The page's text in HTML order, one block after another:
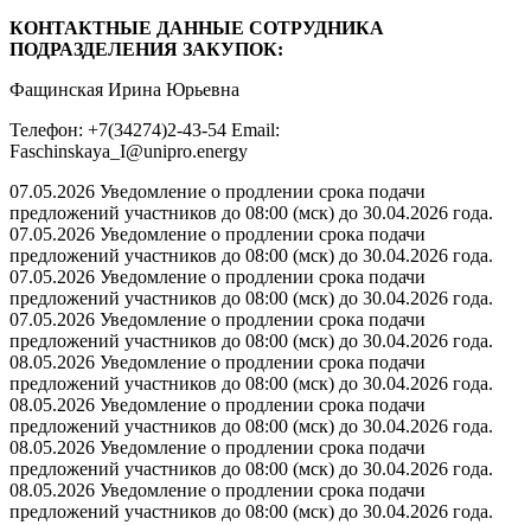
КОНТАКТНЫЕ ДАННЫЕ СОТРУДНИКА
ПОДРАЗДЕЛЕНИЯ ЗАКУПОК:
Фащинская Ирина Юрьевна
Телефон: +7(34274)2-43-54 Email:
Faschinskaya_I@unipro.energy
07.05.2026 Уведомление о продлении срока подачи
предложений участников до 08:00 (мск) до 30.04.2026 года.
07.05.2026 Уведомление о продлении срока подачи
предложений участников до 08:00 (мск) до 30.04.2026 года.
07.05.2026 Уведомление о продлении срока подачи
предложений участников до 08:00 (мск) до 30.04.2026 года.
07.05.2026 Уведомление о продлении срока подачи
предложений участников до 08:00 (мск) до 30.04.2026 года.
08.05.2026 Уведомление о продлении срока подачи
предложений участников до 08:00 (мск) до 30.04.2026 года.
08.05.2026 Уведомление о продлении срока подачи
предложений участников до 08:00 (мск) до 30.04.2026 года.
08.05.2026 Уведомление о продлении срока подачи
предложений участников до 08:00 (мск) до 30.04.2026 года.
08.05.2026 Уведомление о продлении срока подачи
предложений участников до 08:00 (мск) до 30.04.2026 года.